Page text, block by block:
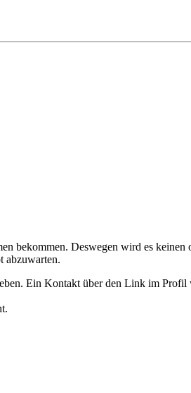
bekommen. Deswegen wird es keinen
abzuwarten.
Ein Kontakt über den Link im